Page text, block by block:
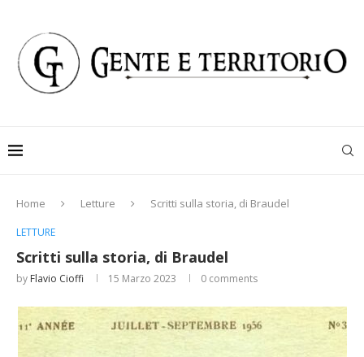
Home Letture Scritti sulla storia, di Braudel
LETTURE
Scritti sulla storia, di Braudel
by Flavio Cioffi 15 Marzo 2023 0 comments